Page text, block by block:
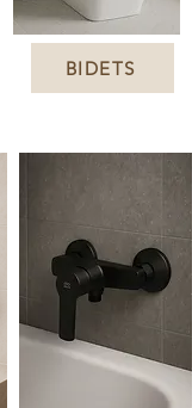
BIDETS